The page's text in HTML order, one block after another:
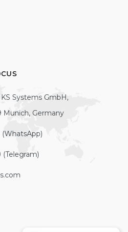
Systems GmbH,
Munich, Germany
(WhatsApp)
(Telegram)